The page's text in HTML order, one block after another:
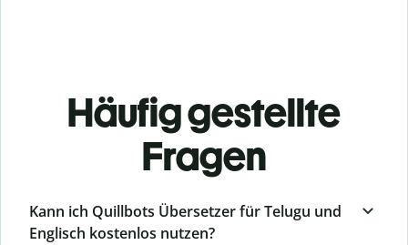
Häufig gestellte
Fragen
Kann ich Quillbots Übersetzer für Telugu und
Englisch kostenlos nutzen?